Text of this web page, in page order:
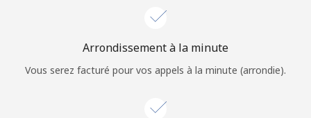
Arrondissement à la minute
Vous serez facturé pour vos appels à la minute (arrondie).